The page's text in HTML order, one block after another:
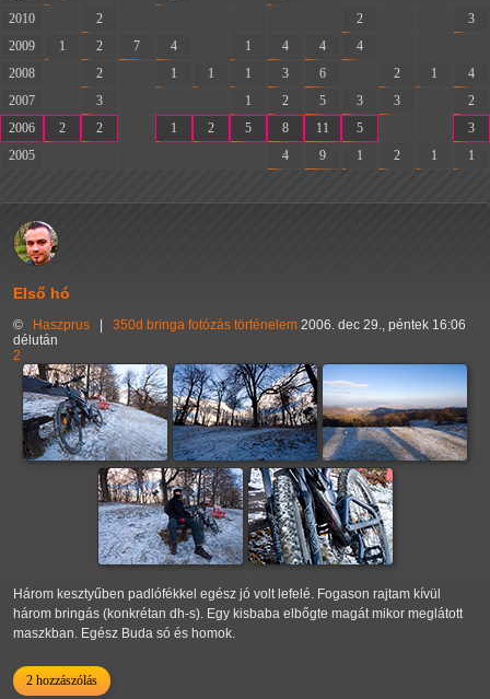
2010
2 2
3
2009
1 2 7 4 1 4 4 4
2008
2 1 1 1 3 6 2 1
4
2007
3 1 2 5 3 3
2
2006
2 2 1 2 5 8 11 5
3
2005
4 9 1 2 1 1
Első hó
© Haszprus 350d bringa fotózás történelem 2006. dec 29., péntek 16:06
délután
2
Három kesztyűben padlófékkel egész jó volt lefelé. Fogason rajtam kívül
három bringás (konkrétan dh-s). Egy kisbaba elbőgte magát mikor meglátott
maszkban. Egész Buda só és homok.
2 hozzászólás